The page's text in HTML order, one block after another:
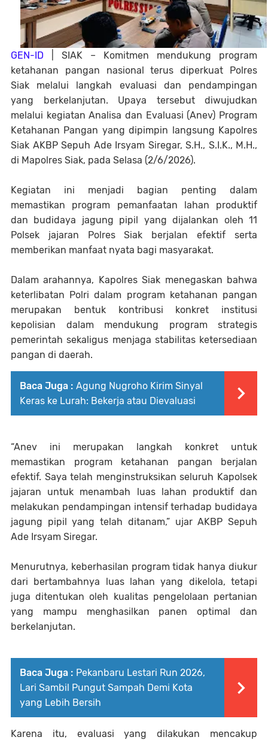
GEN-ID | SIAK – Komitmen mendukung program
ketahanan pangan nasional terus diperkuat Polres
Siak melalui langkah evaluasi dan pendampingan
yang berkelanjutan. Upaya tersebut diwujudkan
melalui kegiatan Analisa dan Evaluasi (Anev) Program
Ketahanan Pangan yang dipimpin langsung Kapolres
Siak AKBP Sepuh Ade Irsyam Siregar, S.H., S.I.K., M.H.,
di Mapolres Siak, pada Selasa (2/6/2026).
Kegiatan ini menjadi bagian penting dalam
memastikan program pemanfaatan lahan produktif
dan budidaya jagung pipil yang dijalankan oleh 11
Polsek jajaran Polres Siak berjalan efektif serta
memberikan manfaat nyata bagi masyarakat.
Dalam arahannya, Kapolres Siak menegaskan bahwa
keterlibatan Polri dalam program ketahanan pangan
merupakan bentuk kontribusi konkret institusi
kepolisian dalam mendukung program strategis
pemerintah sekaligus menjaga stabilitas ketersediaan
pangan di daerah.
Baca Juga : Agung Nugroho Kirim Sinyal
Keras ke Lurah: Bekerja atau Dievaluasi
“Anev ini merupakan langkah konkret untuk
memastikan program ketahanan pangan berjalan
efektif. Saya telah menginstruksikan seluruh Kapolsek
jajaran untuk menambah luas lahan produktif dan
melakukan pendampingan intensif terhadap budidaya
jagung pipil yang telah ditanam,” ujar AKBP Sepuh
Ade Irsyam Siregar.
Menurutnya, keberhasilan program tidak hanya diukur
dari bertambahnya luas lahan yang dikelola, tetapi
juga ditentukan oleh kualitas pengelolaan pertanian
yang mampu menghasilkan panen optimal dan
berkelanjutan.
Baca Juga : Pekanbaru Lestari Run 2026,
Lari Sambil Pungut Sampah Demi Kota
yang Lebih Bersih
Karena itu, evaluasi yang dilakukan mencakup